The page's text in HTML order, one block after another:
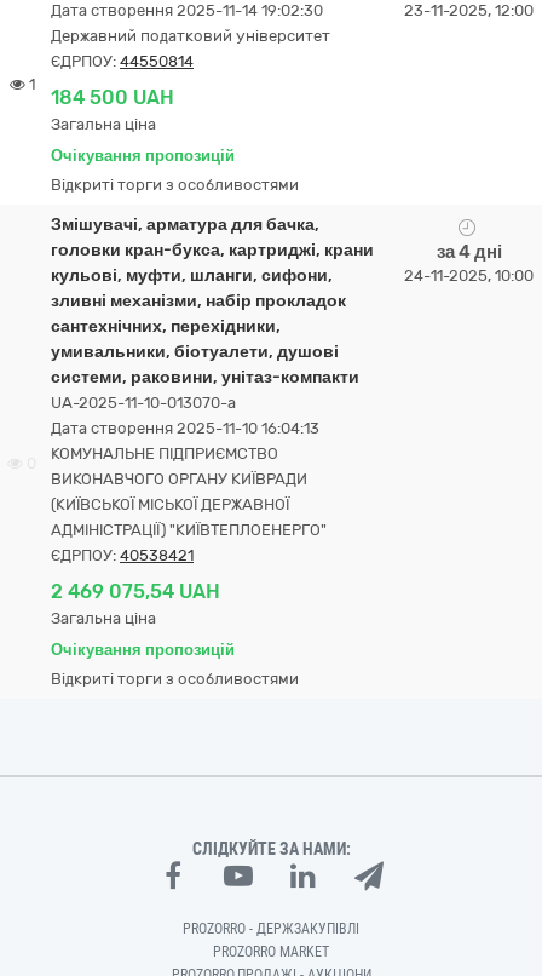
1
Дата створення 2025-11-14 19:02:30
Державний податковий університет
ЄДРПОУ: 44550814
184 500 UAH
Загальна ціна
Очікування пропозицій
Відкриті торги з особливостями
23-11-2025, 12:00
Змішувачі, арматура для бачка,
головки кран-букса, картриджі, крани
кульові, муфти, шланги, сифони,
зливні механізми, набір прокладок
сантехнічних, перехідники,
умивальники, біотуалети, душові
системи, раковини, унітаз-компакти
UA-2025-11-10-013070-a
Дата створення 2025-11-10 16:04:13
КОМУНАЛЬНЕ ПІДПРИЄМСТВО
ВИКОНАВЧОГО ОРГАНУ КИЇВРАДИ
(КИЇВСЬКОЇ МІСЬКОЇ ДЕРЖАВНОЇ
АДМІНІСТРАЦІЇ) "КИЇВТЕПЛОЕНЕРГО"
ЄДРПОУ: 40538421
2 469 075,54 UAH
Загальна ціна
Очікування пропозицій
Відкриті торги з особливостями
за 4 дні
24-11-2025, 10:00
СЛІДКУЙТЕ ЗА НАМИ:
PROZORRO - ДЕРЖЗАКУПІВЛІ
PROZORRO MARKET